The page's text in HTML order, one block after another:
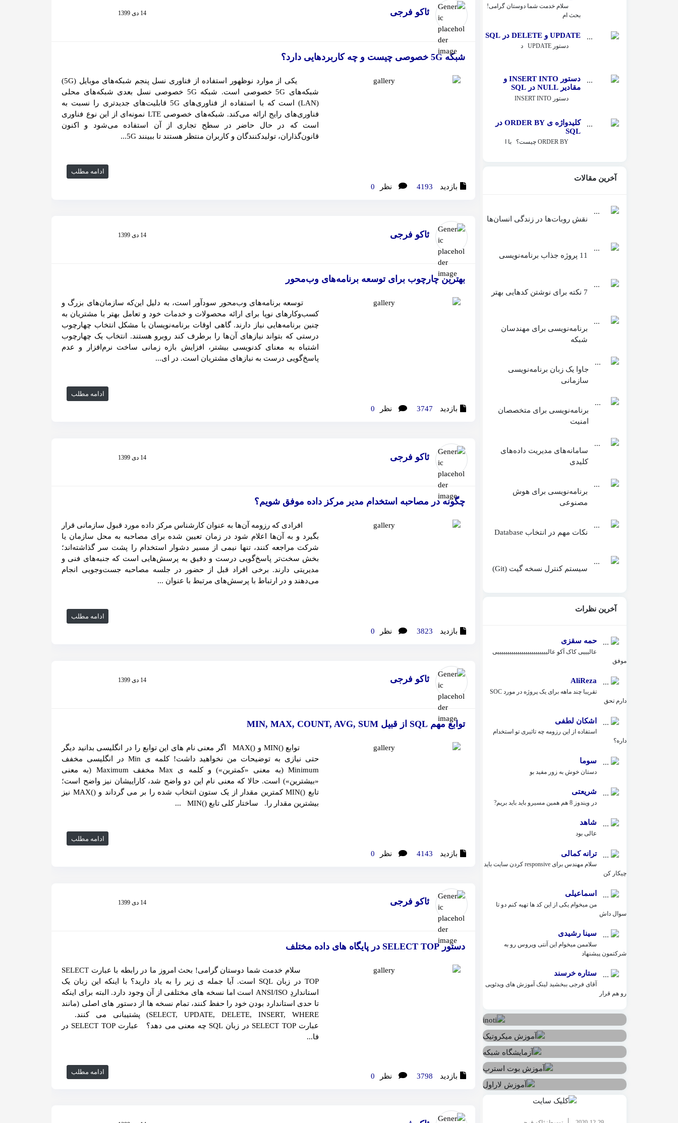
سلام خدمت شما دوستان گرامی!
بحث ام
UPDATE و DELETE در SQL
دستور UPDATE د
دستور INSERT INTO و
مقادیر NULL در SQL
دستور INSERT INTO
کلیدواژه ی ORDER BY در
SQL
آخرین مقالات
نقش روبات‌ها در زندگی انسان‌ها
11 پروژه جذاب برنامه‌نویسی
7 نکته برای نوشتن کدهایی بهتر
برنامه‌نویسی برای مهندسان
شبکه
جاوا یک زبان برنامه‌نویسی
سازمانی
برنامه‌نویسی برای متخصصان
امنیت
سامانه‌های مدیریت داده‌های
کلیدی
برنامه‌نویسی برای هوش
مصنوعی
نکات مهم در انتخاب Database
سیستم کنترل نسخه گیت (Git)
آخرین نظرات
حمه سقزی
عالیییی کاک آکو عالیییییییییییییییییییییییییی
موفق
AliReza
تقریبا چند ماهه برای یک پروژه در مورد SOC
دارم تحق
اشکان لطفی
استفاده از این رزومه چه تاثیری تو استخدام
داره؟
سوما
دستان خوش به زور مفید بو
شریعتی
در ویندوز 8 هم همین مسیرو باید باید بریم?
شاهد
عالی بود
ترانه کمالی
سلام مهندس برای responsive کردن سایت باید
چیکار کن
اسماعیلی
من میخوام یکی از این کد ها تهیه کنم دو تا
سوال داش
سینا رشیدی
سلاممن میخوام این آنتی ویروس رو به
شرکتمون پیشنهاد
ستاره خرسند
آقای فرجی ببخشید لینک آموزش های ویدئویی
رو هم قرار
ئاکو فرجی 14 دی 1399
شبکه 5G خصوصی چیست و چه کاربردهایی دارد؟
بازدید 4193 نظر 0
یکی از موارد نوظهور استفاده از فناوری نسل پنجم شبکه‌های موبایل (5G)
شبکه‌های 5G خصوصی است. شبکه 5G خصوصی نسل بعدی شبکه‌های محلی
(LAN) است که با استفاده از فناوری‌های 5G قابلیت‌های جدیدتری را نسبت به
فناوری‌های رایج ارائه می‌کند. شبکه‌های خصوصی LTE نمونه‌ای از این نوع فناوری
است که در حال حاضر در سطح تجاری از آن استفاده می‌شود و اکنون
قانون‌گذاران، تولیدکنندگان و کاربران منتظر هستند تا ببینند 5G...
ادامه مطلب
ئاکو فرجی 14 دی 1399
بهترین چارچوب برای توسعه برنامه‌های وب‌محور
بازدید 3747 نظر 0
توسعه برنامه‌های وب‌محور سودآور است، به دلیل این‌که سازمان‌های بزرگ و
کسب‌وکارهای نوپا برای ارائه محصولات و خدمات خود و تعامل بهتر با مشتریان به
چنین برنامه‌هایی نیاز دارند. گاهی اوقات برنامه‌نویسان با مشکل انتخاب چهارچوب
درستی که بتواند نیازهای آن‌ها را برطرف کند روبرو هستند. انتخاب یک چهارچوب
اشتباه به معنای کدنویسی بیشتر، افزایش بازه زمانی ساخت نرم‌افزار و عدم
پاسخ‌گویی درست به نیازهای مشتریان است. در ای...
ادامه مطلب
ئاکو فرجی 14 دی 1399
چگونه در مصاحبه استخدام مدیر مرکز داده موفق شویم؟
بازدید 3823 نظر 0
افرادی که رزومه آن‌ها به عنوان کارشناس مرکز داده مورد قبول سازمانی قرار
بگیرد و به آن‌ها اعلام شود در زمان تعیین شده برای مصاحبه به محل سازمان یا
شرکت مراجعه کنند، تنها نیمی از مسیر دشوار استخدام را پشت سر گذاشته‌اند؛
بخش سخت‌تر پاسخ‌گویی درست و دقیق به پرسش‌هایی است که جنبه‌های فنی و
مدیریتی دارند. برخی افراد قبل از حضور در جلسه مصاحبه جست‌وجویی انجام
می‌دهند و در ارتباط با پرسش‌های مرتبط با عنوان ...
ادامه مطلب
ئاکو فرجی 14 دی 1399
توابع مهم SQL از قبیل MIN, MAX, COUNT, AVG, SUM
بازدید 4143 نظر 0
توابع ()MIN و ()MAX اگر معنی نام های این توابع را در انگلیسی بدانید دیگر
حتی نیازی به توضیحات من نخواهید داشت! کلمه ی Min در انگلیسی مخفف
Minimum (به معنی «کمترین») و کلمه ی Max مخفف Maximum (به معنی
«بیشترین») است. حالا که معنی نام این دو واضح شد، کاراییشان نیز واضح است؛
تابع ()MIN کمترین مقدار از یک ستون انتخاب شده را بر می گرداند و ()MAX نیز
بیشترین مقدار را. ساختار کلی تابع ()MIN ...
ادامه مطلب
ئاکو فرجی 14 دی 1399
دستور SELECT TOP در پایگاه های داده مختلف
بازدید 3798 نظر 0
سلام خدمت شما دوستان گرامی! بحث امروز ما در رابطه با عبارت SELECT
TOP در زبان SQL است. آیا جمله ی زیر را به یاد دارید؟ با اینکه این زبان یک
استانداردِ ANSI/ISO است اما نسخه های مختلفی از آن وجود دارد. البته برای اینکه
تا حدی استاندارد بودن خود را حفظ کنند، تمام نسخه ها از دستور های اصلی (مانند
SELECT, UPDATE, DELETE, INSERT, WHERE) پشتیبانی می کنند.
عبارت SELECT TOP در زبان SQL چه معنی می دهد؟ عبارت SELECT TOP در
فا...
ادامه مطلب